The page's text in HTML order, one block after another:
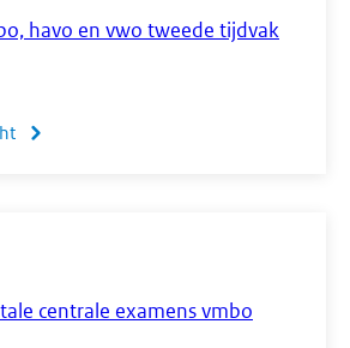
examens
havo en vwo tweede tijdvak
over
vwocentrale examens vmbo